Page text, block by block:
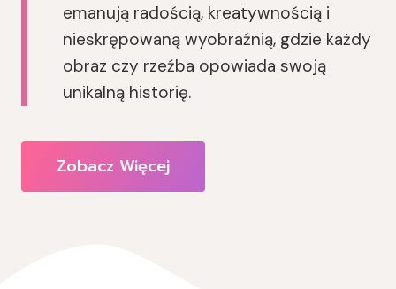
emanują radością, kreatywnością i
nieskrępowaną wyobraźnią, gdzie każdy
obraz czy rzeźba opowiada swoją
unikalną historię.
Zobacz Więcej